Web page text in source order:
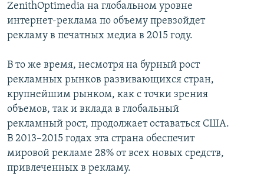
ZenithOptimedia на глобальном уровне
интернет-реклама по объему превзойдет
рекламу в печатных медиа в 2015 году.
В то же время, несмотря на бурный рост
рекламных рынков развивающихся стран,
крупнейшим рынком, как с точки зрения
объемов, так и вклада в глобальный
рекламный рост, продолжает оставаться США.
В 2013–2015 годах эта страна обеспечит
мировой рекламе 28% от всех новых средств,
привлеченных в рекламу.